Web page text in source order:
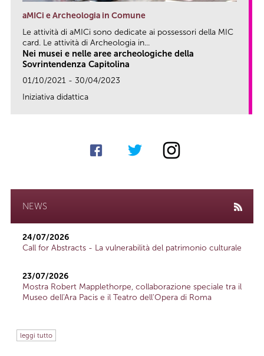
aMICi e Archeologia in Comune
Le attività di aMICi sono dedicate ai possessori della MIC
card. Le attività di Archeologia in...
Nei musei e nelle aree archeologiche della
Sovrintendenza Capitolina
01/10/2021 - 30/04/2023
Iniziativa didattica
NEWS
24/07/2026
Call for Abstracts - La vulnerabilità del patrimonio culturale
23/07/2026
Mostra Robert Mapplethorpe, collaborazione speciale tra il
Museo dell'Ara Pacis e il Teatro dell'Opera di Roma
leggi tutto